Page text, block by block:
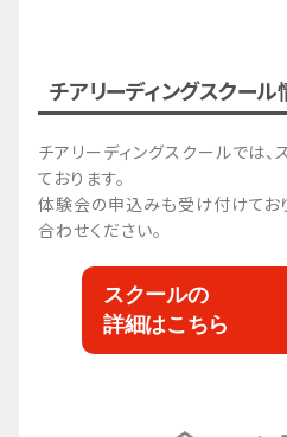
チアリーディングスクール
チアリーディングスクールでは
ております。
体験会の申込みも受け付けてお
合わせください。
スクールの
詳細はこちら